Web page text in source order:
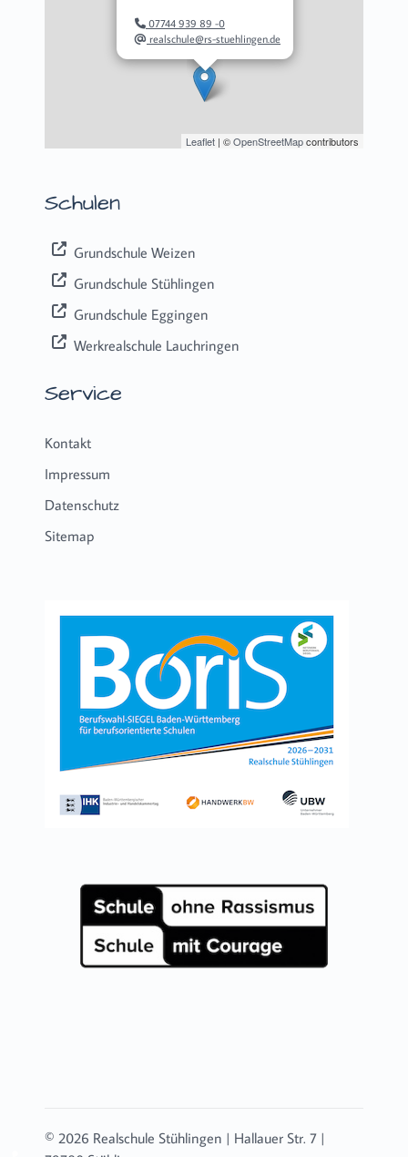
07744 939 89 -0
realschule@rs-stuehlingen.de
Leaflet | ©OpenStreetMapcontributors
Schulen
Grundschule Weizen
Grundschule Stühlingen
Grundschule Eggingen
Werkrealschule Lauchringen
Service
Kontakt
Impressum
Datenschutz
Sitemap
© 2026 Realschule Stühlingen | Hallauer Str. 7 |